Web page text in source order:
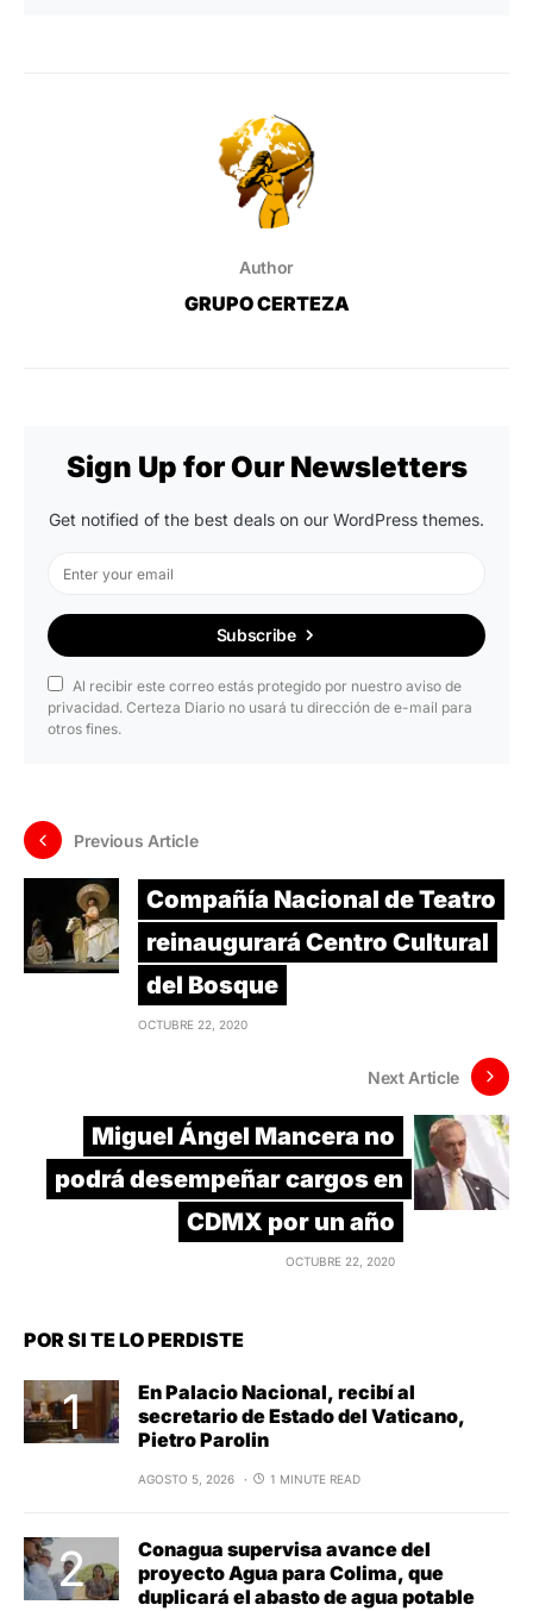
Author
GRUPO CERTEZA
Sign Up for Our Newsletters
Get notified of the best deals on our WordPress themes.
Subscribe
Al recibir este correo estás protegido por nuestro aviso de
privacidad. Certeza Diario no usará tu dirección de e-mail para
otros fines.
Previous Article
Compañía Nacional de Teatro
reinaugurará Centro Cultural
del Bosque
OCTUBRE 22, 2020
Next Article
Miguel Ángel Mancera no
podrá desempeñar cargos en
CDMX por un año
OCTUBRE 22, 2020
POR SI TE LO PERDISTE
En Palacio Nacional, recibí al
secretario de Estado del Vaticano,
Pietro Parolin
AGOSTO 5, 2026 1 MINUTE READ
Conagua supervisa avance del
proyecto Agua para Colima, que
duplicará el abasto de agua potable